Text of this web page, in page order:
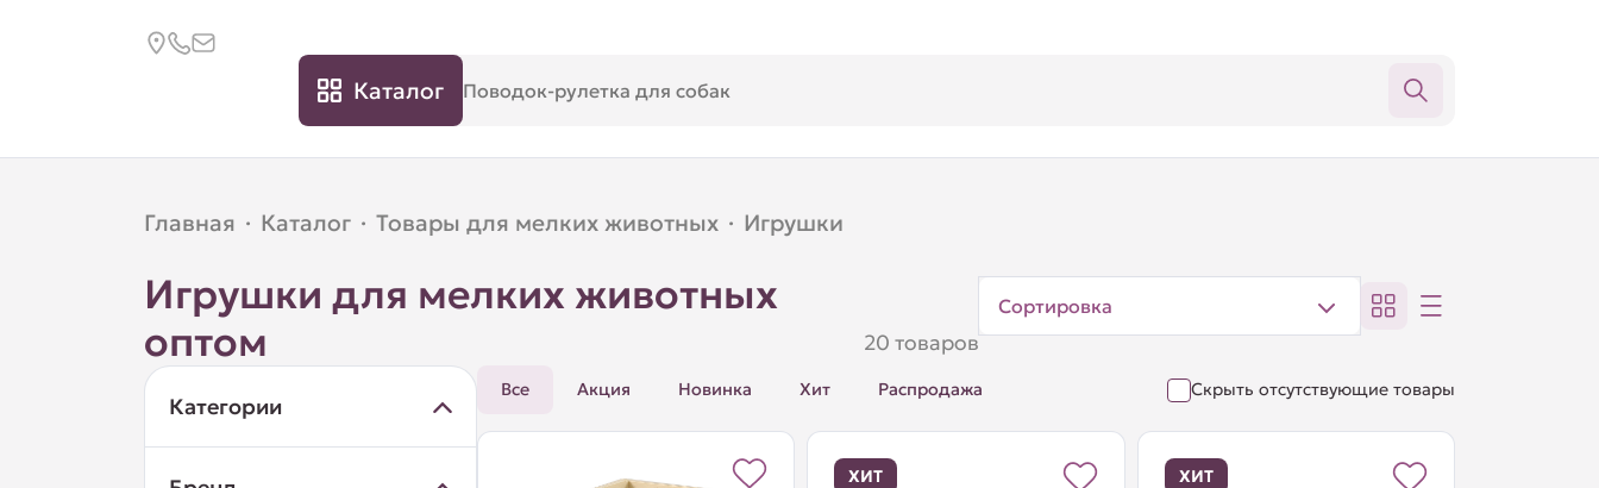
Каталог
Главная · Каталог · Товары для мелких животных · Игрушки
Игрушки для мелких животных
оптом
20 товаров
Сортировка
Категории
Все Акция Новинка Хит Распродажа Скрыть отсутствующие товары
ХИТ ХИТ